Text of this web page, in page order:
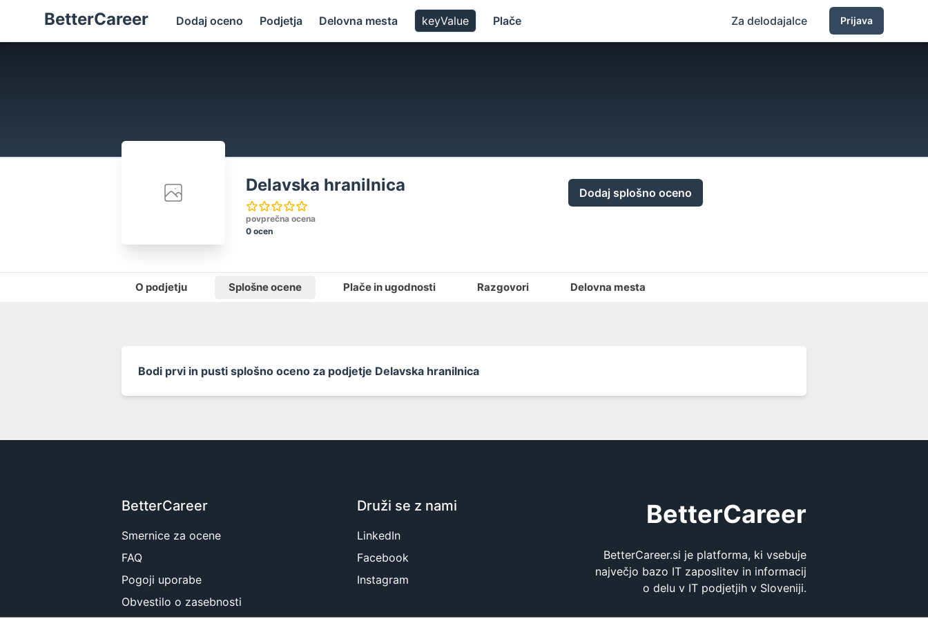
BetterCareer Dodaj oceno Podjetja Delovna mesta keyValue Plače Za delodajalce Prijava
Delavska hranilnica
povprečna ocena
0 ocen
Dodaj splošno oceno
O podjetju Splošne ocene Plače in ugodnosti Razgovori Delovna mesta
Bodi prvi in pusti splošno oceno za podjetje Delavska hranilnica
BetterCareer
Smernice za ocene
FAQ
Pogoji uporabe
Obvestilo o zasebnosti
Druži se z nami
LinkedIn
Facebook
Instagram
BetterCareer
BetterCareer.si je platforma, ki vsebuje
največjo bazo IT zaposlitev in informacij
o delu v IT podjetjih v Sloveniji.